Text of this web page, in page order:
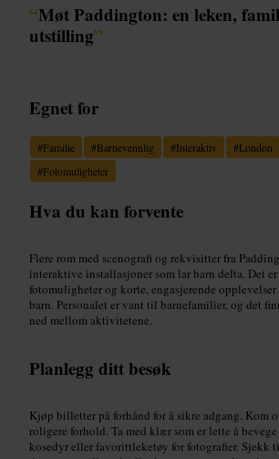
“Møt Paddington: en leken,
utstilling”
Egnet for
#Familie #Barnevennlig #Interaktiv #London
#Fotomuligheter
Hva du kan forvente
Flere rom med scenografi og rekvisitter fra
interaktive installasjoner som lar barn delta. Det
fotomuligheter og korte, engasjerende opplevelser
barn. Personalet er vant til barnefamilier, og det
ned mellom aktivitetene.
Planlegg ditt besøk
Kjøp billetter på forhånd for å sikre adgang. Kom
roligere forhold. Ta med klær som er lette å
kosedyr eller favorittleketøy for fotografier. Sjekk